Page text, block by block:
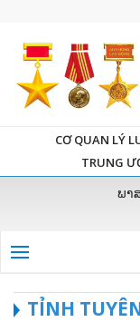
CƠ QUAN LÝ
TRUNG
ພາ
TỈNH